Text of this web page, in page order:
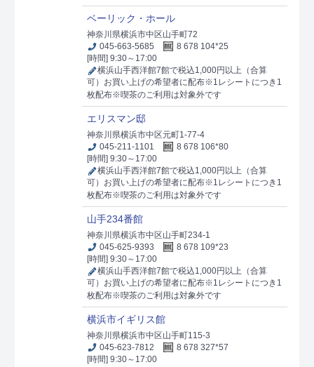
ベーリック・ホール
神奈川県横浜市中区山手町72
045-663-5685
8 678 104*25
[時間] 9:30～17:00
横浜山手西洋館7館で税込1,000円以上（合算
可）お買い上げの希望者に配布※1レシートにつき1
枚配布※喫茶のご利用は対象外です
エリスマン邸
神奈川県横浜市中区元町1-77-4
045-211-1101
8 678 106*80
[時間] 9:30～17:00
横浜山手西洋館7館で税込1,000円以上（合算
可）お買い上げの希望者に配布※1レシートにつき1
枚配布※喫茶のご利用は対象外です
山手234番館
神奈川県横浜市中区山手町234-1
045-625-9393
8 678 109*23
[時間] 9:30～17:00
横浜山手西洋館7館で税込1,000円以上（合算
可）お買い上げの希望者に配布※1レシートにつき1
枚配布※喫茶のご利用は対象外です
横浜市イギリス館
神奈川県横浜市中区山手町115-3
045-623-7812
8 678 327*57
[時間] 9:30～17:00